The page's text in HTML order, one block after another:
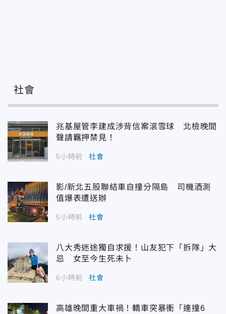
社會
兆基屋管李建成涉背信案滾雪球 北檢晚間
聲請羈押禁見！
5小時前 社會
影/新北五股聯結車自撞分隔島 司機酒測
值爆表遭送辦
5小時前 社會
八大秀迷途獨自求援！山友犯下「拆隊」大
忌 女至今生死未卜
6小時前 社會
高雄晚間重大車禍！轎車突暴衝「連撞6